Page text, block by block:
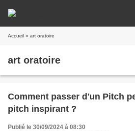
Accueil » art oratoire
art oratoire
Comment passer d'un Pitch
pitch inspirant ?
Publié le 30/09/2024 à 08:30